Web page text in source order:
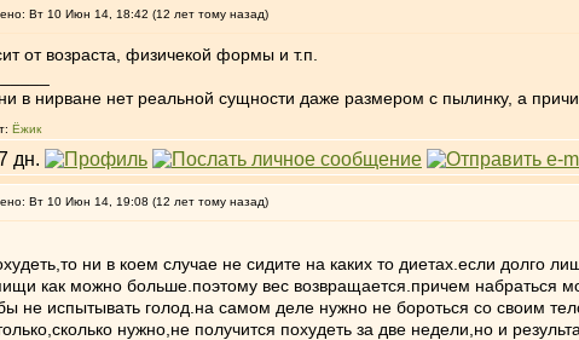
Вт 10 Июн 14, 18:42 (12 лет тому назад)
от возраста, физичекой формы и т.п.
в нирване нет реальной сущности даже размером с пылинку, а
Ёжик
Вт 10 Июн 14, 19:08 (12 лет тому назад)
ни в коем случае не сидите на каких то диетах.если долго
как можно больше.поэтому вес возвращается.причем набраться
не испытывать голод.на самом деле нужно не бороться со своим
нужно,не получится похудеть за две недели,но и